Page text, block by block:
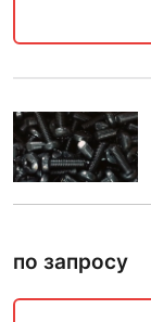
по запросу